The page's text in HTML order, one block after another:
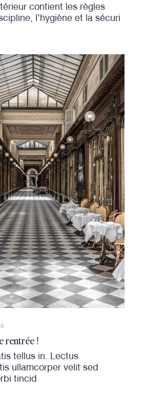
contient les règles
l’hygiène et la sécuri
rentrée !
tellus in. Lectus
ullamcorper velit sed
tincid